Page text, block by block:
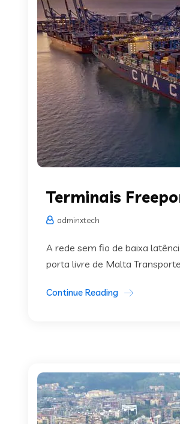
Terminais
adminxtech
A rede sem fio de baixa
porta livre de Malta
Continue Reading